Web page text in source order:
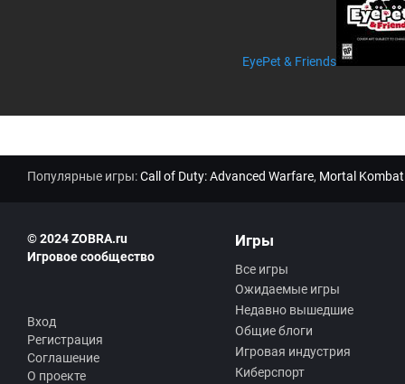
EyePet & Friends
Популярные игры:Call of Duty: Advanced Warfare, Mortal
© 2024 ZOBRA.ru
Игровое сообщество
Вход
Регистрация
Соглашение
О проекте
Игры
Все игры
Ожидаемые игры
Недавно вышедшие
Общие блоги
Игровая индустрия
Киберспорт